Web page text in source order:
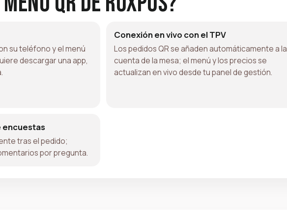
su teléfono y el menú
descargar una app,
Conexión en vivo con el TPV
Los pedidos QR se añaden automáticamente a la
cuenta de la mesa; el menú y los precios se
actualizan en vivo desde tu panel de gestión.
encuestas
tras el pedido;
por pregunta.